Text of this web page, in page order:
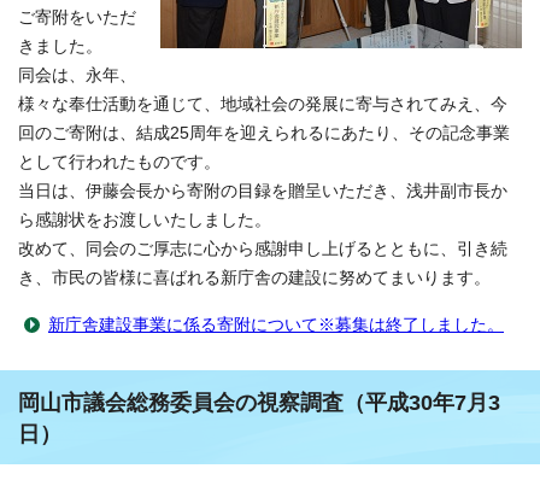
ご寄附をいただ
きました。
同会は、永年、
様々な奉仕活動を通じて、地域社会の発展に寄与されてみえ、今
回のご寄附は、結成25周年を迎えられるにあたり、その記念事業
として行われたものです。
当日は、伊藤会長から寄附の目録を贈呈いただき、浅井副市長か
ら感謝状をお渡しいたしました。
改めて、同会のご厚志に心から感謝申し上げるとともに、引き続
き、市民の皆様に喜ばれる新庁舎の建設に努めてまいります。
新庁舎建設事業に係る寄附について※募集は終了しました。
岡山市議会総務委員会の視察調査（平成30年7月3
日）